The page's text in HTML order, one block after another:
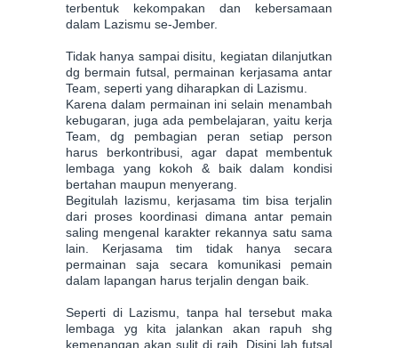
terbentuk kekompakan dan kebersamaan
dalam Lazismu se-Jember.
Tidak hanya sampai disitu, kegiatan dilanjutkan
dg bermain futsal, permainan kerjasama antar
Team, seperti yang diharapkan di Lazismu.
Karena dalam permainan ini selain menambah
kebugaran, juga ada pembelajaran, yaitu kerja
Team, dg pembagian peran setiap person
harus berkontribusi, agar dapat membentuk
lembaga yang kokoh & baik dalam kondisi
bertahan maupun menyerang.
Begitulah lazismu, kerjasama tim bisa terjalin
dari proses koordinasi dimana antar pemain
saling mengenal karakter rekannya satu sama
lain. Kerjasama tim tidak hanya secara
permainan saja secara komunikasi pemain
dalam lapangan harus terjalin dengan baik.
Seperti di Lazismu, tanpa hal tersebut maka
lembaga yg kita jalankan akan rapuh shg
kemenangan akan sulit di raih. Disini lah futsal